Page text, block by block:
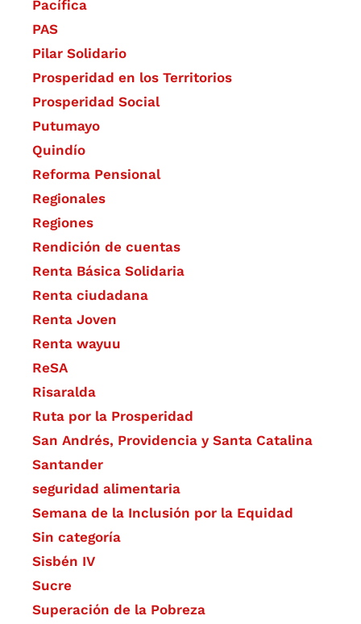
Pacífica
PAS
Pilar Solidario
Prosperidad en los Territorios
Prosperidad Social
Putumayo
Quindío
Reforma Pensional
Regionales
Regiones
Rendición de cuentas
Renta Básica Solidaria
Renta ciudadana
Renta Joven
Renta wayuu
ReSA
Risaralda
Ruta por la Prosperidad
San Andrés, Providencia y Santa Catalina
Santander
seguridad alimentaria
Semana de la Inclusión por la Equidad
Sin categoría
Sisbén IV
Sucre
Superación de la Pobreza